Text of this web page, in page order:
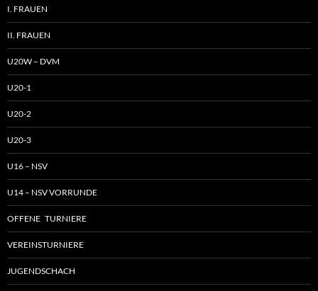
I. FRAUEN
II. FRAUEN
U20W – DVM
U20-1
U20-2
U20-3
U16 – NSV
U14 – NSV VORRUNDE
OFFENE TURNIERE
VEREINSTURNIERE
JUGENDSCHACH